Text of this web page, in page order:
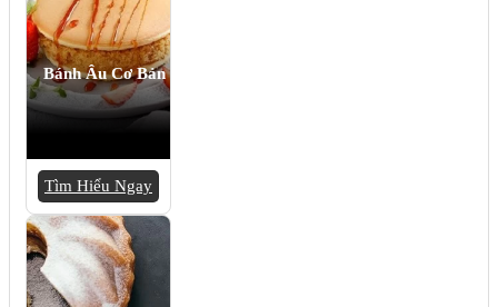
Bánh Âu Cơ Bản
Tìm Hiểu Ngay